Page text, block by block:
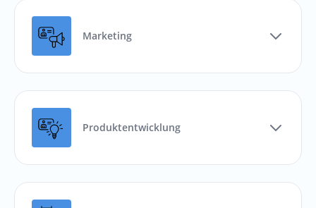
Marketing
Produktentwicklung